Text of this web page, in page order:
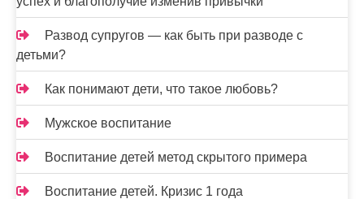
Развод супругов — как быть при разводе с
детьми?
Как понимают дети, что такое любовь?
Мужское воспитание
Воспитание детей метод скрытого примера
Воспитание детей. Кризис 1 года